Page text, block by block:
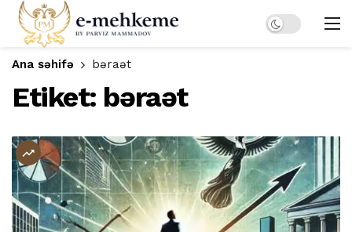
Dark mode
Ana səhifə bəraət
Etiket: bəraət